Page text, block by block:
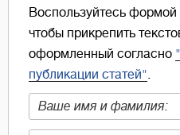
Воспользуйтесь формой
чтобы прикрепить
оформленный согласно
публикации статей"